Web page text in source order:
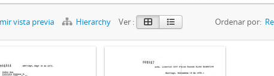
vista previa Hierarchy Ver : Ordenar por: